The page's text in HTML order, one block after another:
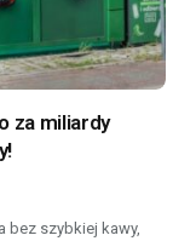
za miliardy
bez szybkiej kawy,